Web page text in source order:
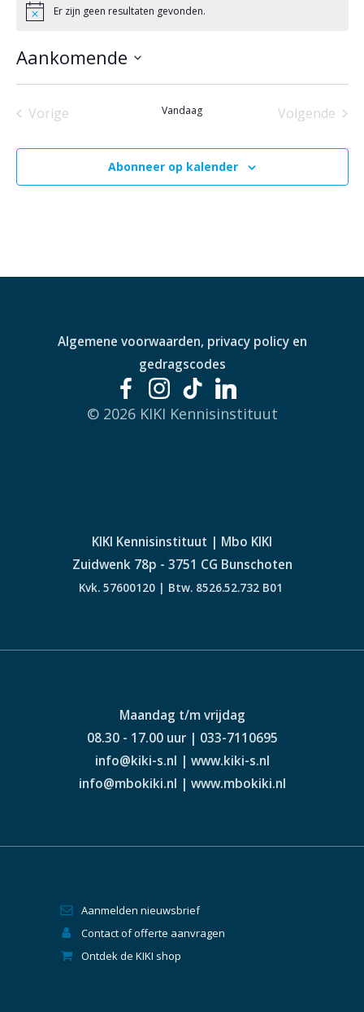
BerichtEr zijn geen resultaten gevonden.
Aankomende
datum.
Vorige
Vandaag
Volgende
Abonneer op kalender
Algemene voorwaarden, privacy policy en
gedragscodes
© 2026 KIKI Kennisinstituut
KIKI Kennisinstituut | Mbo KIKI
Zuidwenk 78p - 3751 CG Bunschoten
Kvk. 57600120 | Btw. 8526.52.732 B01
Maandag t/m vrijdag
08.30 - 17.00 uur | 033-7110695
info@kiki-s.nl | www.kiki-s.nl
info@mbokiki.nl | www.mbokiki.nl
Aanmelden nieuwsbrief
Contact of offerte aanvragen
Ontdek de KIKI shop